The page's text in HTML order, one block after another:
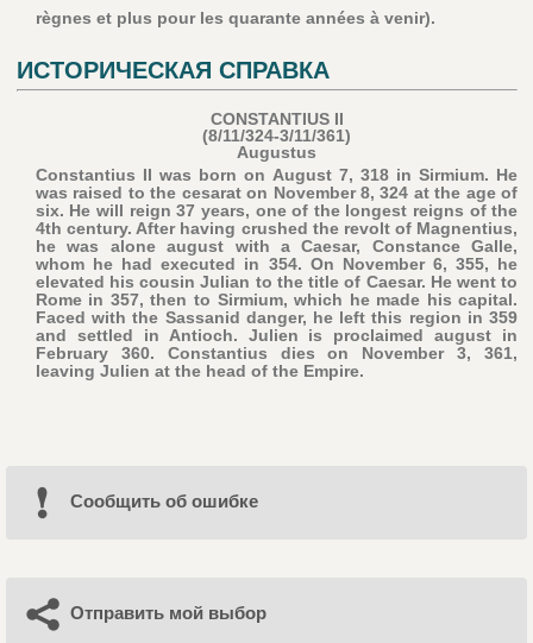
règnes et plus pour les quarante années à venir).
ИСТОРИЧЕСКАЯ СПРАВКА
CONSTANTIUS II
(8/11/324-3/11/361)
Augustus
Constantius II was born on August 7, 318 in Sirmium. He
was raised to the cesarat on November 8, 324 at the age of
six. He will reign 37 years, one of the longest reigns of the
4th century. After having crushed the revolt of Magnentius,
he was alone august with a Caesar, Constance Galle,
whom he had executed in 354. On November 6, 355, he
elevated his cousin Julian to the title of Caesar. He went to
Rome in 357, then to Sirmium, which he made his capital.
Faced with the Sassanid danger, he left this region in 359
and settled in Antioch. Julien is proclaimed august in
February 360. Constantius dies on November 3, 361,
leaving Julien at the head of the Empire.
Cообщить об ошибке
Отправить мой выбор